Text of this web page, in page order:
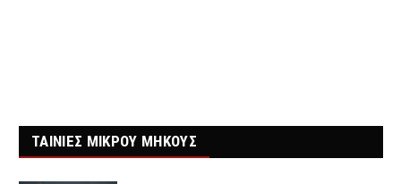
ΤΑΙΝΙΕΣ ΜΙΚΡΟΥ ΜΗΚΟΥΣ